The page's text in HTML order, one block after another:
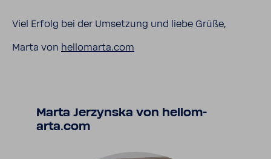
Viel Erfolg bei der Umset­zung und liebe Grüße,
Marta von hellom­arta.com
Marta Jerzynska von hellom­
arta.com